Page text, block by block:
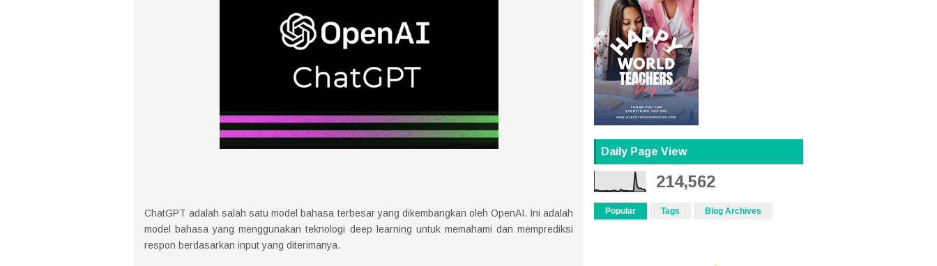
ChatGPT adalah salah satu model bahasa terbesar yang dikembangkan oleh OpenAI. Ini adalah
model bahasa yang menggunakan teknologi deep learning untuk memahami dan memprediksi
respon berdasarkan input yang diterimanya.
Daily Page View
214,562
Popular Tags Blog Archives